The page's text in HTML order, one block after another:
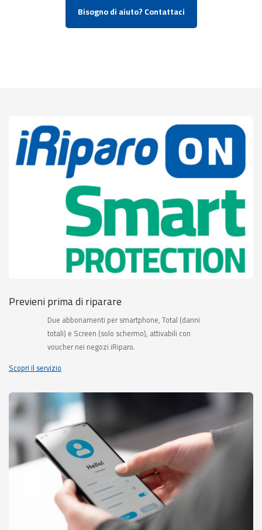
Bisogno di aiuto? Contattaci
Previeni prima di riparare
Due abbonamenti per smartphone, Total (danni
totali) e Screen (solo schermo), attivabili con
voucher nei negozi iRiparo.
Scopri il servizio